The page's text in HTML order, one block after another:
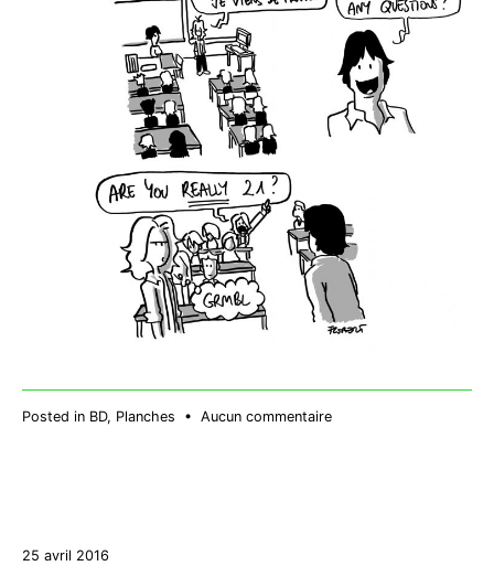
Posted in BD, Planches • Aucun commentairesur
25 avril 2016